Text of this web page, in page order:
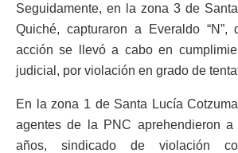
Seguidamente, en la zona 3 de
Quiché, capturaron a Everaldo
acción se llevó a cabo en
judicial, por violación en grado de
En la zona 1 de Santa Lucía
agentes de la PNC aprehendieron a
años, sindicado de violación